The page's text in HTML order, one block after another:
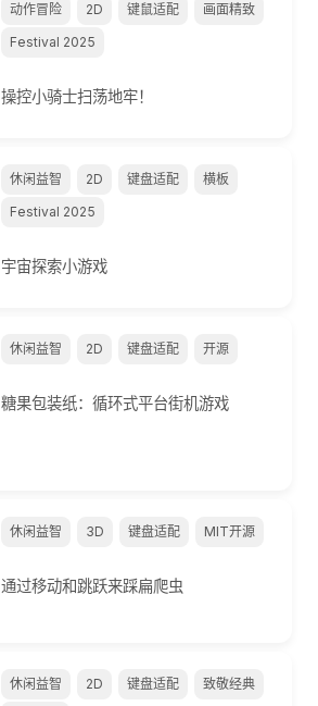
动作冒险 2D 键鼠适配
画面精致
Festival 2025
操控小骑士扫荡地牢！
休闲益智 2D 键盘适配
横板
Festival 2025
宇宙探索小游戏
休闲益智 2D 键盘适配 开源
糖果包装纸：循环式平台街机游戏
休闲益智 3D 键盘适配 MIT开源
通过移动和跳跃来踩扁爬虫
休闲益智 2D 键盘适配
致敬经典